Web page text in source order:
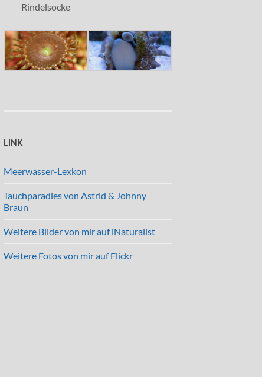
Rindelsocke
LINK
Meerwasser-Lexkon
Tauchparadies von Astrid & Johnny
Braun
Weitere Bilder von mir auf iNaturalist
Weitere Fotos von mir auf Flickr